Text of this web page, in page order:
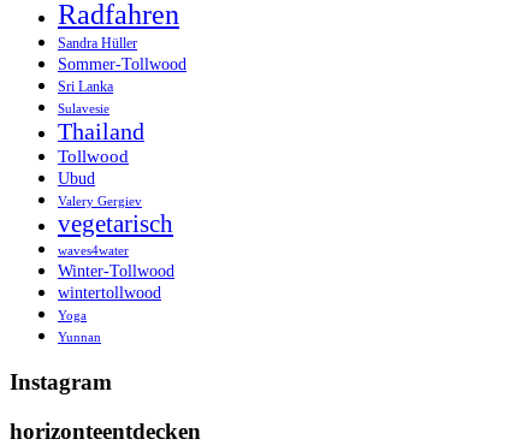
Radfahren
Sandra Hüller
Sommer-Tollwood
Sri Lanka
Sulavesie
Thailand
Tollwood
Ubud
Valery Gergiev
vegetarisch
waves4water
Winter-Tollwood
wintertollwood
Yoga
Yunnan
Instagram
horizonteentdecken